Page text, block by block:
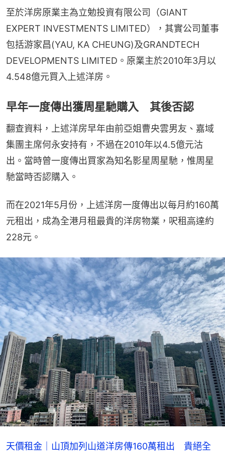
至於洋房原業主為立勉投資有限公司（GIANT
EXPERT INVESTMENTS LIMITED），其實公司董事
包括游家昌(YAU, KA CHEUNG)及GRANDTECH
DEVELOPMENTS LIMITED。原業主於2010年3月以
4.548億元買入上述洋房。
早年一度傳出獲周星馳購入 其後否認
翻查資料，上述洋房早年由前亞姐曹央雲男友、嘉域
集團主席何永安持有，不過在2010年以4.5億元沽
出。當時曾一度傳出買家為知名影星周星馳，惟周星
馳當時否認購入。
而在2021年5月份，上述洋房一度傳出以每月約160萬
元租出，成為全港月租最貴的洋房物業，呎租高達約
228元。
天價租金｜山頂加列山道洋房傳160萬租出 貴絕全